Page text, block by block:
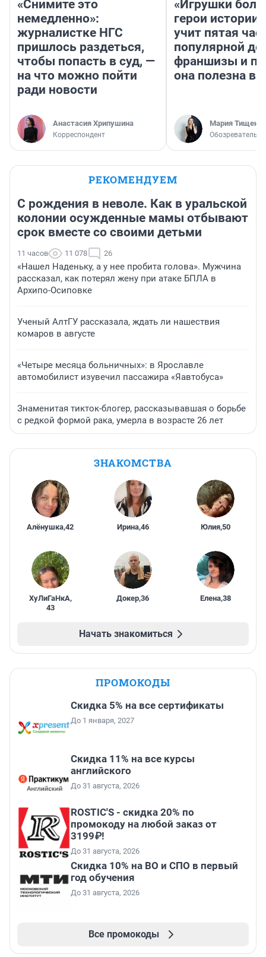
«Снимите это
немедленно»:
журналистке НГС
пришлось раздеться,
чтобы попасть в суд, —
на что можно пойти
ради новости
Анастасия Хрипушина
Корреспондент
«Игрушки
герои
учит пятая
популярной
франшизы и
она полезна
Мария Тищенко
Обозреватель
РЕКОМЕНДУЕМ
С рождения в неволе. Как в уральской
колонии осужденные мамы отбывают
срок вместе со своими детьми
11 часов 11 078 26
«Нашел Наденьку, а у нее пробита голова». Мужчина
рассказал, как потерял жену при атаке БПЛА в
Архипо-Осиповке
Ученый АлтГУ рассказала, ждать ли нашествия
комаров в августе
«Четыре месяца больничных»: в Ярославле
автомобилист изувечил пассажира «Яавтобуса»
Знаменитая тикток-блогер, рассказывавшая о борьбе
с редкой формой рака, умерла в возрасте 26 лет
ЗНАКОМСТВА
Алёнушка,42 Ирина,46 Юлия,50
ХуЛиГаНкА,
43
Докер,36 Елена,38
Начать знакомиться
ПРОМОКОДЫ
Скидка 5% на все сертификаты
До 1 января, 2027
Скидка 11% на все курсы
английского
До 31 августа, 2026
ROSTIC'S - скидка 20% по
промокоду на любой заказ от
3199₽!
До 31 августа, 2026
Скидка 10% на ВО и СПО в первый
год обучения
До 31 августа, 2026
Все промокоды